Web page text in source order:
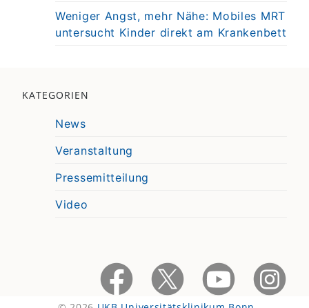
Weniger Angst, mehr Nähe: Mobiles MRT
untersucht Kinder direkt am Krankenbett
KATEGORIEN
News
Veranstaltung
Pressemitteilung
Video